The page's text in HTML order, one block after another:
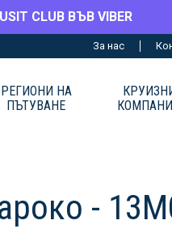
CLUB ВЪВ VIBER
За нас
РЕГИОНИ НА
ПЪТУВАНЕ
-